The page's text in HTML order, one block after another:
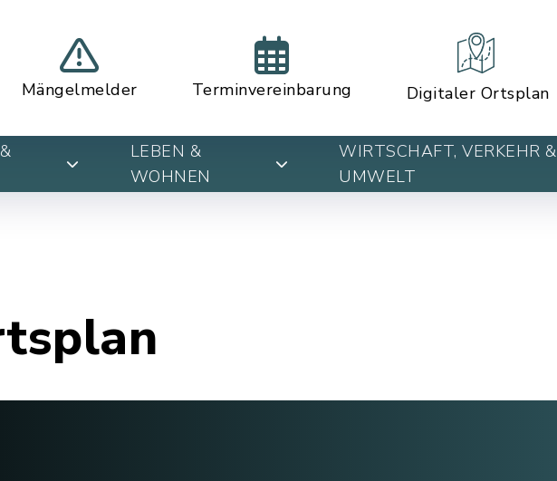
Mängelmelder Terminvereinbarung Digitaler Ortsplan
LEBEN &
WOHNEN
WIRTSCHAFT, VERKEHR &
UMWELT